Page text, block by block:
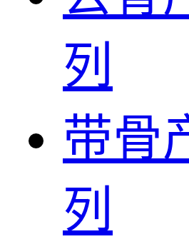
列
带骨
列